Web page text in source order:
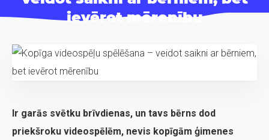
ievērot mērenību
Ir garās svētku brīvdienas, un tavs bērns dod
priekšroku videospēlēm, nevis kopīgām ģimenes